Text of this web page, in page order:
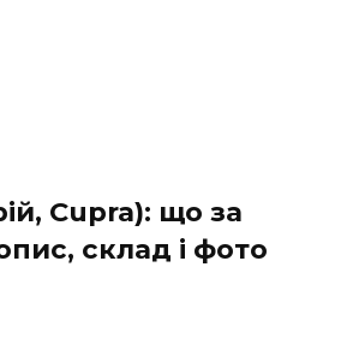
Cupra): що за
склад і фото